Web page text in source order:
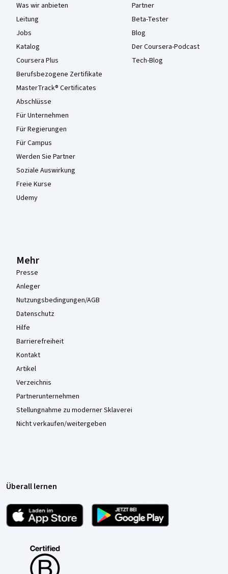
Was wir anbieten
Leitung
Jobs
Katalog
Coursera Plus
Berufsbezogene Zertifikate
MasterTrack® Certificates
Abschlüsse
Für Unternehmen
Für Regierungen
Für Campus
Werden Sie Partner
Soziale Auswirkung
Freie Kurse
Udemy
Partner
Beta-Tester
Blog
Der Coursera-Podcast
Tech-Blog
Mehr
Presse
Anleger
Nutzungsbedingungen/AGB
Datenschutz
Hilfe
Barrierefreiheit
Kontakt
Artikel
Verzeichnis
Partnerunternehmen
Stellungnahme zu moderner Sklaverei
Nicht verkaufen/weitergeben
Überall lernen